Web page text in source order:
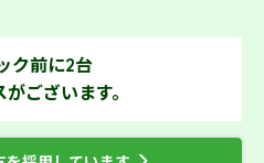
ク前に2台
ございます。